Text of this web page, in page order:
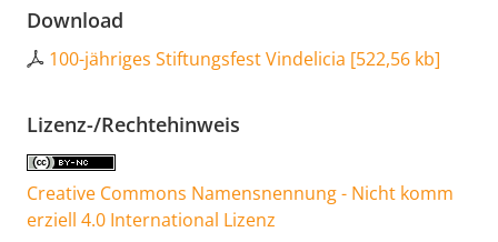
Download
100-jähriges Stiftungsfest Vindelicia [522,56 kb]
Lizenz-/Rechtehinweis
Creative Commons Namensnennung - Nicht komm
erziell 4.0 International Lizenz